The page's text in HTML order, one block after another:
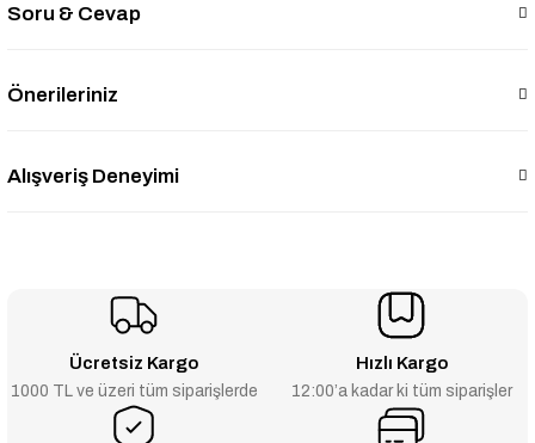
Soru & Cevap
Önerileriniz
Alışveriş Deneyimi
Ücretsiz Kargo
1000 TL ve üzeri tüm siparişlerde
Hızlı Kargo
12:00’a kadar ki tüm siparişler